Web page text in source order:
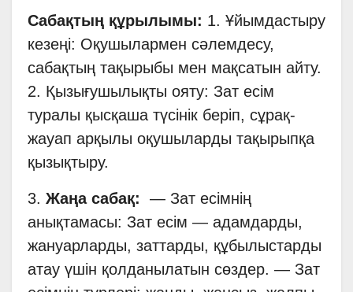
Сабақтың құрылымы: 1. Ұйымдастыру
кезеңі: Оқушылармен сәлемдесу,
сабақтың тақырыбы мен мақсатын айту.
2. Қызығушылықты ояту: Зат есім
туралы қысқаша түсінік беріп, сұрақ-
жауап арқылы оқушыларды тақырыпқа
қызықтыру.
3. Жаңа сабақ:
— Зат есімнің
анықтамасы: Зат есім — адамдарды,
жануарларды, заттарды, құбылыстарды
атау үшін қолданылатын сөздер. — Зат